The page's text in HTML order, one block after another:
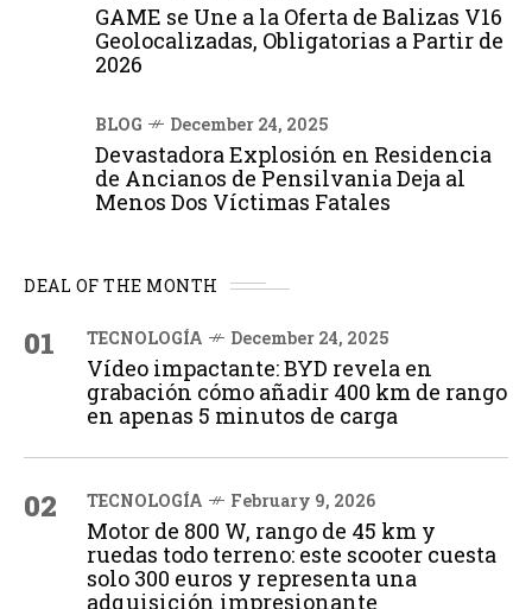
GAME se Une a la Oferta de Balizas V16
Geolocalizadas, Obligatorias a Partir de
2026
BLOG December 24, 2025
Devastadora Explosión en Residencia
de Ancianos de Pensilvania Deja al
Menos Dos Víctimas Fatales
DEAL OF THE MONTH
01 TECNOLOGÍA December 24, 2025
Vídeo impactante: BYD revela en
grabación cómo añadir 400 km de rango
en apenas 5 minutos de carga
02 TECNOLOGÍA February 9, 2026
Motor de 800 W, rango de 45 km y
ruedas todo terreno: este scooter cuesta
solo 300 euros y representa una
adquisición impresionante